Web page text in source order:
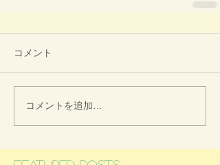
コメント
コメントを追加…